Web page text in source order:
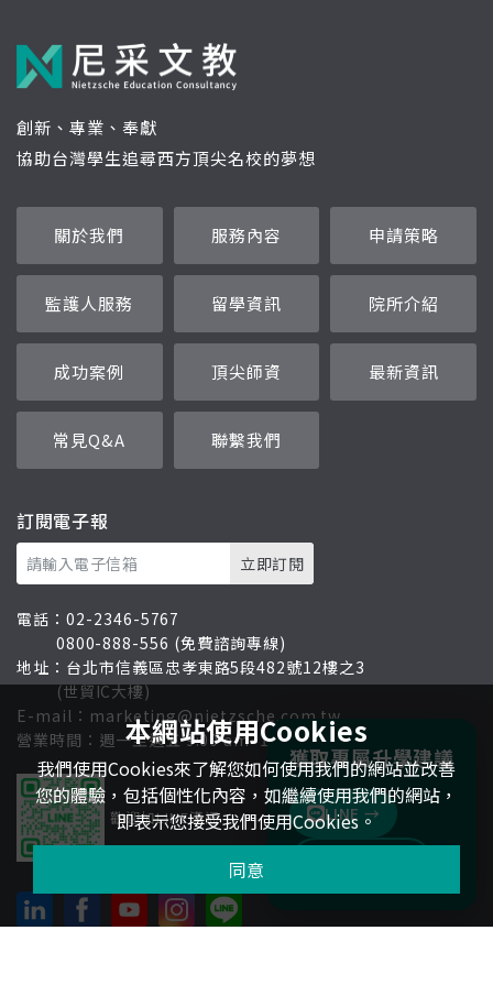
創新、專業、奉獻
協助台灣學生追尋西方頂尖名校的夢想
關於我們 服務內容 申請策略
監護人服務 留學資訊 院所介紹
成功案例 頂尖師資 最新資訊
常見Q&A 聯繫我們
訂閱電子報
電話： 02-2346-5767
0800-888-556 (免費諮詢專線)
地址： 台北市信義區忠孝東路5段482號12樓之3
(世貿IC大樓)
E-mail： marketing@nietzsche.com.tw
營業時間：週一至週五 9:00 am~18:00 pm
歡迎加LINE溝通
獲取專屬升學建議
LINE →
本網站使用Cookies
我們使用Cookies來了解您如何使用我們的網站並改善
您的體驗，包括個性化內容，如繼續使用我們的網站，
即表示您接受我們使用Cookies。
同意